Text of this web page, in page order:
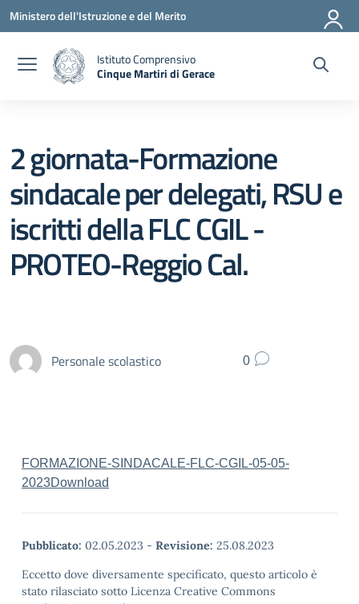
Ministero dell'Istruzione e del Merito
Istituto Comprensivo
Cinque Martiri di Gerace
2 giornata-Formazione
sindacale per delegati, RSU e
iscritti della FLC CGIL -
PROTEO-Reggio Cal.
Personale scolastico 0
FORMAZIONE-SINDACALE-FLC-CGIL-05-05-
2023Download
Pubblicato: 02.05.2023 - Revisione: 25.08.2023
Eccetto dove diversamente specificato, questo articolo è
stato rilasciato sotto Licenza Creative Commons